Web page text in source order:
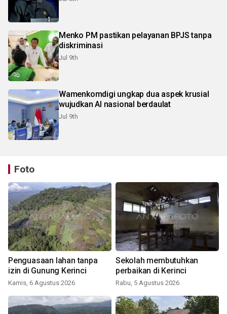
Menko PM pastikan pelayanan BPJS tanpa
diskriminasi
Jul 9th
Wamenkomdigi ungkap dua aspek krusial
wujudkan AI nasional berdaulat
Jul 9th
Foto
Penguasaan lahan tanpa
izin di Gunung Kerinci
Kamis, 6 Agustus 2026
Sekolah membutuhkan
perbaikan di Kerinci
Rabu, 5 Agustus 2026